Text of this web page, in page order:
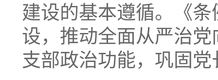
建设的基本遵循。《
设，推动全面从严治
支部政治功能，巩固